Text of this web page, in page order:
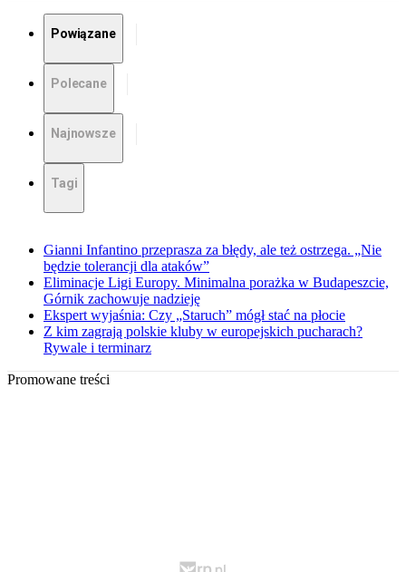
Powiązane
Polecane
Najnowsze
Tagi
Gianni Infantino przeprasza za błędy, ale też ostrzega. „Nie
będzie tolerancji dla ataków”
Eliminacje Ligi Europy. Minimalna porażka w Budapeszcie,
Górnik zachowuje nadzieję
Ekspert wyjaśnia: Czy „Staruch” mógł stać na płocie
Z kim zagrają polskie kluby w europejskich pucharach?
Rywale i terminarz
Promowane treści